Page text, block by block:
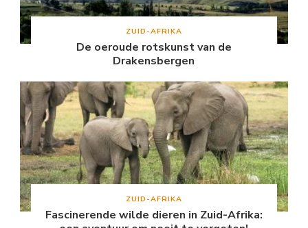
ZUID-AFRIKA
De oeroude rotskunst van de
Drakensbergen
ZUID-AFRIKA
Fascinerende wilde dieren in Zuid-Afrika: